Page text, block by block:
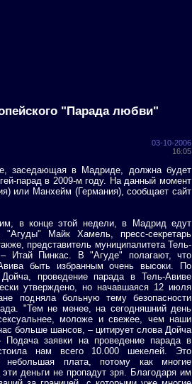
"Парада любви"
03-10-2006
16:05
заседающая в Мадриде, должна будет
парад в 2009-м году. На данный момент
или Манхейм (Германия), сообщает сайт
в конце этой недели, в Мадрид едут
"Агуды" Майк Хамель, пресс-секретарь
представитель муниципалитета Тель-
Итай Пинкас. В "Агуде" полагают, что
быть избранным очень высоки. По
проведение парада в Тель-Авиве
утверждено, но начавшаяся 12 июля
подняла больную тему безопасности
"Тем не менее, на сегодняшний день
моложе и свежее, чем наши
больше шансов, – цитирует слова Дойча
Подача заявки на проведение парада в
нам всего 10.000 шекелей. Это
небольшая плата, потому как многие
деньги не пропадут зря. Благодаря им